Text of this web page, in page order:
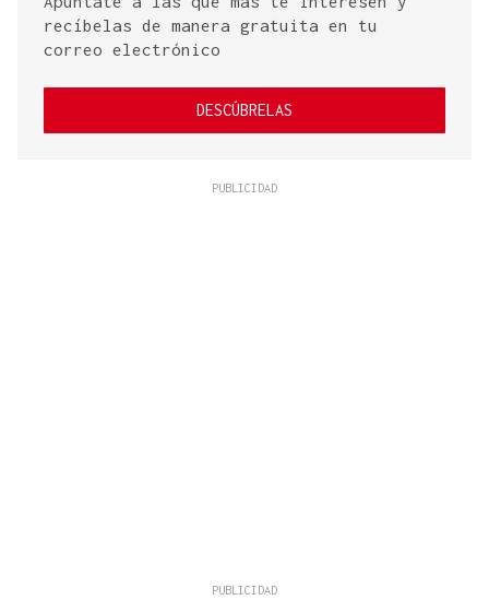
recíbelas de manera gratuita en tu
correo electrónico
DESCÚBRELAS